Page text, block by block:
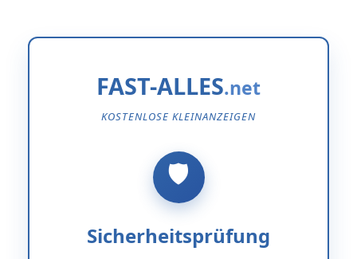
FAST-ALLES
KOSTENLOSE KLEINANZEIGEN
Sicherheitsprüfung